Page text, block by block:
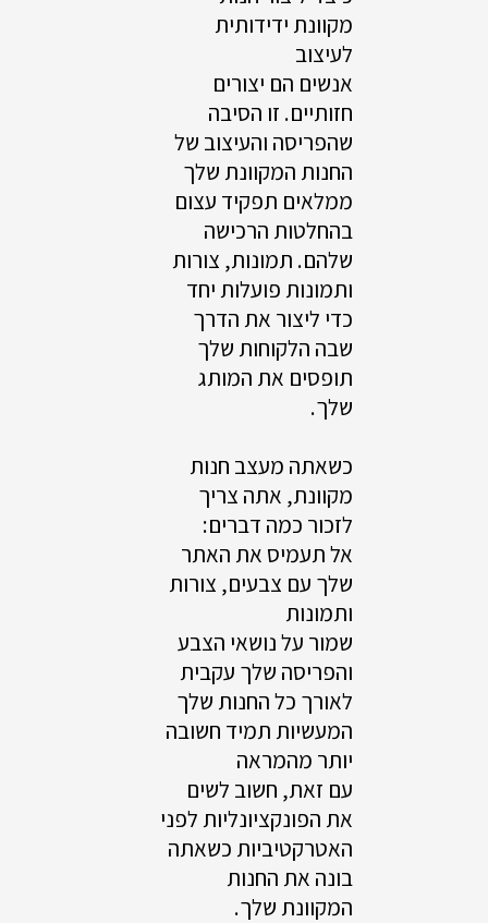
מקוונת ידידותית
לעיצוב
אנשים הם יצורים
חזותיים. זו הסיבה
שהפריסה והעיצוב של
החנות המקוונת שלך
ממלאים תפקיד עצום
בהחלטות הרכישה
שלהם. תמונות, צורות
ותמונות פועלות יחד
כדי ליצור את הדרך
שבה הלקוחות שלך
תופסים את המותג
שלך.
כשאתה מעצב חנות
מקוונת, אתה צריך
לזכור כמה דברים:
אל תעמיס את האתר
שלך עם צבעים, צורות
ותמונות
שמור על נושאי הצבע
והפריסה שלך עקבית
לאורך כל החנות שלך
המעשיות תמיד חשובה
יותר מהמראה
עם זאת, חשוב לשים
את הפונקציונליות לפני
האטרקטיביות כשאתה
בונה את החנות
המקוונת שלך.